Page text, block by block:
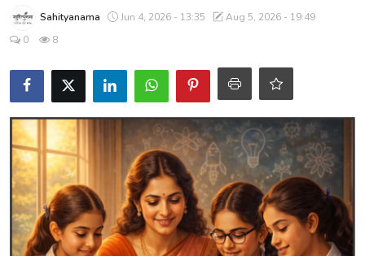
कविता
आलेख
शख्सियत
धरोहर
यात्रावृत्तांत
उपन्यास
Sahityanama Jun 4, 2026 - 13:35
Aug 5, 2026 - 19:49
0
8